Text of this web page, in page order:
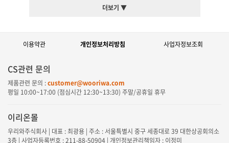
더보기 ▼
이용약관 개인정보처리방침 사업자정보조회
CS관련 문의
제품관련 문의 :customer@wooriwa.com
평일 10:00~17:00 (점심시간 12:30~13:30) 주말/공휴일 휴무
이리온몰
우리와주식회사 | 대표 : 최광용 | 주소 : 서울특별시 중구 세종대로 39 대한상공회의소
3층 | 사업자등록번호 : 211-88-50904 | 개인정보관리책임자 : 이정미